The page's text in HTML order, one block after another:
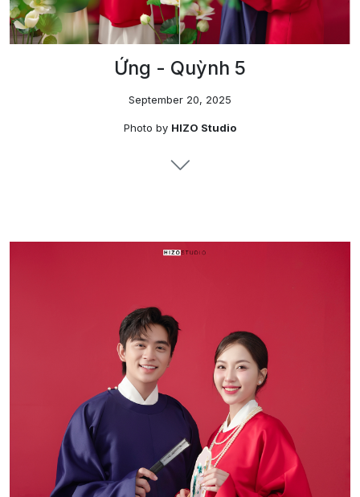
Photo by HIZO Studio
Ứng - Quỳnh 5
September 20, 2025